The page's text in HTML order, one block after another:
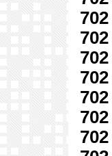
702
702
702
702
702
702
702